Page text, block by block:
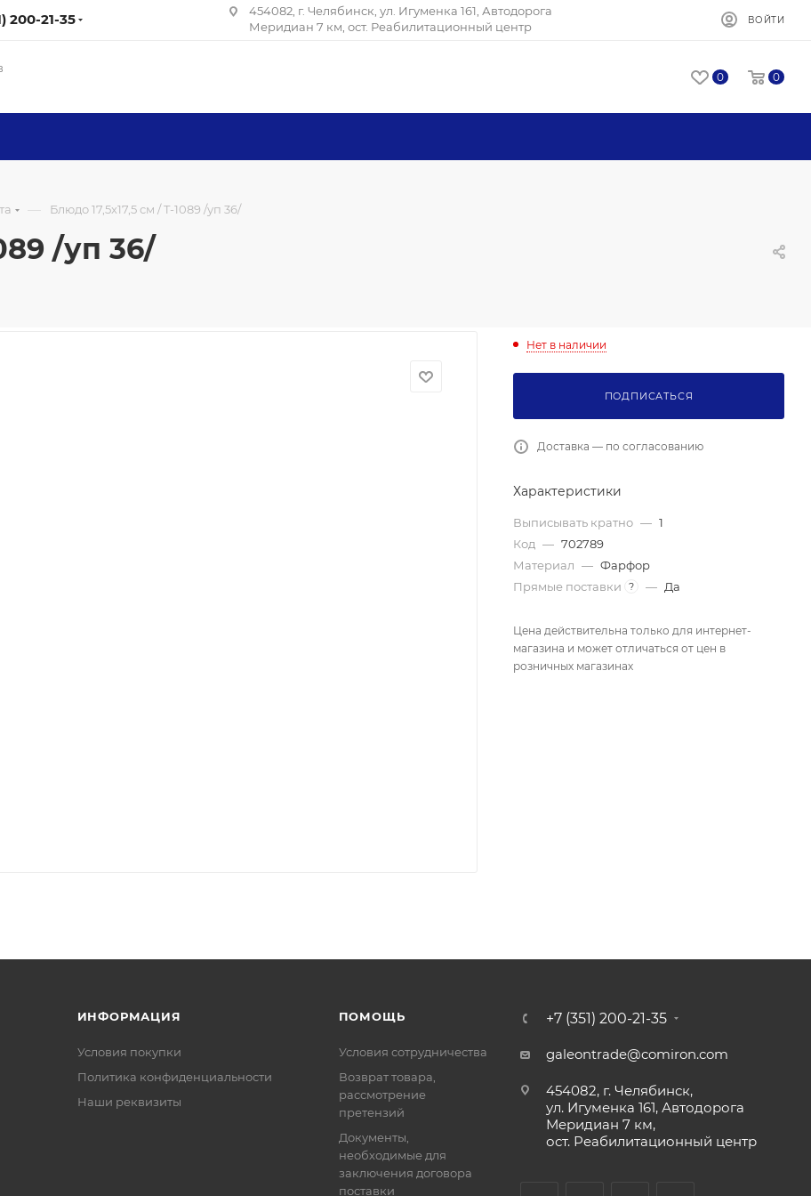
200-21-35
454082, г. Челябинск, ул. Игуменка 161, Автодорога
Меридиан 7 км, ост. Реабилитационный центр
ВОЙТИ
0 0
— Блюдо 17,5х17,5 см / T-1089 /уп 36/
/уп 36/
Нет в наличии
ПОДПИСАТЬСЯ
Доставка — по согласованию
Характеристики
Выписывать кратно — 1
Код — 702789
Материал — Фарфор
Прямые поставки
? — Да
Цена действительна только для интернет-
магазина и может отличаться от цен в
розничных магазинах
ИНФОРМАЦИЯ
Условия покупки
Политика конфиденциальности
Наши реквизиты
ПОМОЩЬ
Условия сотрудничества
Возврат товара,
рассмотрение
претензий
Документы,
необходимые для
заключения договора
поставки
+7 (351) 200-21-35
galeontrade@comiron.com
454082, г. Челябинск,
ул. Игуменка 161, Автодорога
Меридиан 7 км,
ост. Реабилитационный центр